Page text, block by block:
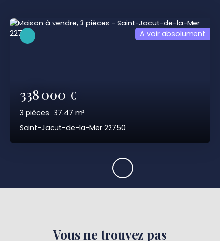
338 000 €
3 pièces 37.47 m²
Saint-Jacut-de-la-Mer 22750
A voir absolument
Vous ne trouvez pas